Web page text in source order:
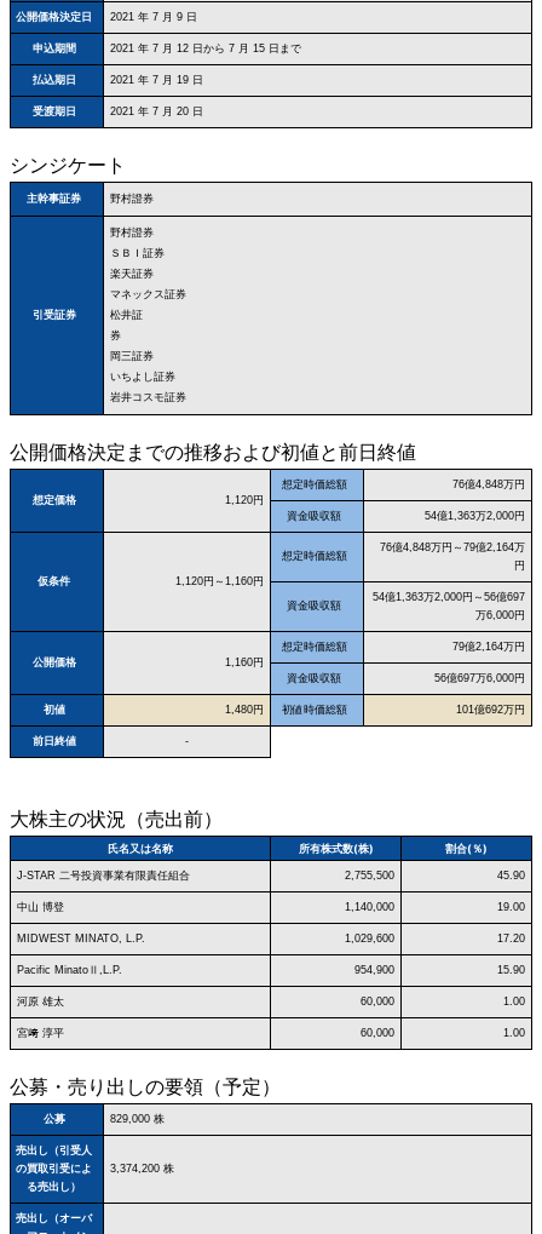
公開価格決定日 2021 年 7 月 9 日
申込期間 2021 年 7 月 12 日から 7 月 15 日まで
払込期日 2021 年 7 月 19 日
受渡期日 2021 年 7 月 20 日
シンジケート
主幹事証券 野村證券
引受証券
野村證券
ＳＢＩ証券
楽天証券
マネックス証券
松井証
券
岡三証券
いちよし証券
岩井コスモ証券
公開価格決定までの推移および初値と前日終値
想定価格 1,120円
想定時価総額 76億4,848万円
資金吸収額 54億1,363万2,000円
仮条件 1,120円～1,160円
想定時価総額
76億4,848万円～79億2,164万
円
資金吸収額
54億1,363万2,000円～56億697
万6,000円
公開価格 1,160円
想定時価総額 79億2,164万円
資金吸収額 56億697万6,000円
初値 1,480円 初値時価総額 101億692万円
前日終値 -
大株主の状況（売出前）
氏名又は名称 所有株式数(株) 割合(％)
J-STAR 二号投資事業有限責任組合 2,755,500 45.90
中山 博登 1,140,000 19.00
MIDWEST MINATO, L.P. 1,029,600 17.20
Pacific MinatoⅡ,L.P. 954,900 15.90
河原 雄太 60,000 1.00
宮﨑 淳平 60,000 1.00
公募・売り出しの要領（予定）
公募 829,000 株
売出し（引受人
の買取引受によ
る売出し）
3,374,200 株
売出し（オーバ